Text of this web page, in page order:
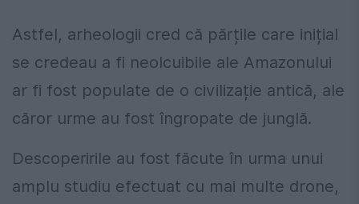
Astfel, arheologii cred că părțile care inițial
se credeau a fi neolcuibile ale Amazonului
ar fi fost populate de o civilizație antică, ale
căror urme au fost îngropate de junglă.
Descoperirile au fost făcute în urma unui
amplu studiu efectuat cu mai multe drone,